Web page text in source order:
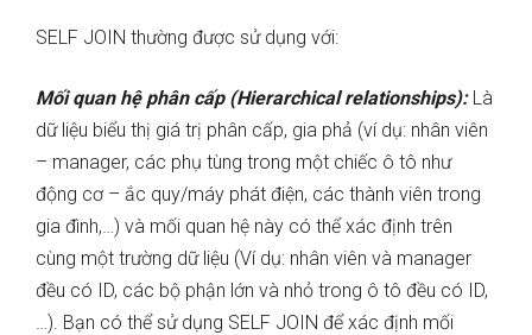
SELF JOIN thường được sử dụng với:
Mối quan hệ phân cấp (Hierarchical relationships): Là
dữ liệu biểu thị giá trị phân cấp, gia phả (ví dụ: nhân viên
– manager, các phụ tùng trong một chiếc ô tô như
động cơ – ắc quy/máy phát điện, các thành viên trong
gia đình,…) và mối quan hệ này có thể xác định trên
cùng một trường dữ liệu (Ví dụ: nhân viên và manager
đều có ID, các bộ phận lớn và nhỏ trong ô tô đều có ID,
…). Bạn có thể sử dụng SELF JOIN để xác định mối